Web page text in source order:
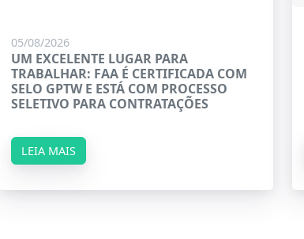
05/08/2026
UM EXCELENTE LUGAR PARA
TRABALHAR: FAA É CERTIFICADA COM
SELO GPTW E ESTÁ COM PROCESSO
SELETIVO PARA CONTRATAÇÕES
LEIA MAIS